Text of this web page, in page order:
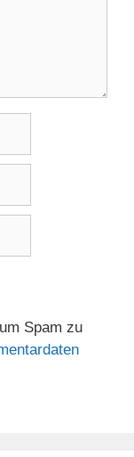
Spam zu